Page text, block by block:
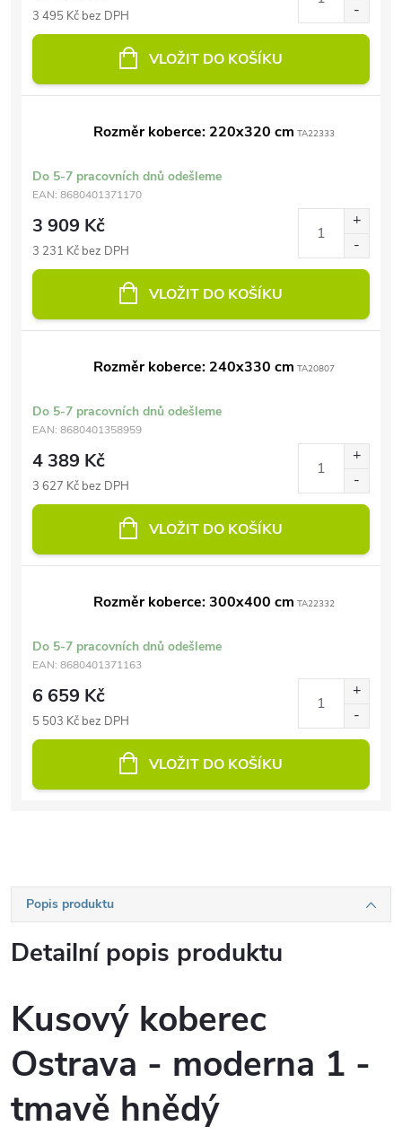
3 495 Kč bez DPH
VLOŽIT DO KOŠÍKU
Rozměr koberce: 220x320 cm TA22333
Do 5-7 pracovních dnů odešleme
EAN: 8680401371170
3 909 Kč
3 231 Kč bez DPH
VLOŽIT DO KOŠÍKU
Rozměr koberce: 240x330 cm TA20807
Do 5-7 pracovních dnů odešleme
EAN: 8680401358959
4 389 Kč
3 627 Kč bez DPH
VLOŽIT DO KOŠÍKU
Rozměr koberce: 300x400 cm TA22332
Do 5-7 pracovních dnů odešleme
EAN: 8680401371163
6 659 Kč
5 503 Kč bez DPH
VLOŽIT DO KOŠÍKU
Popis produktu
Detailní popis produktu
Kusový koberec
Ostrava - moderna 1 -
tmavě hnědý